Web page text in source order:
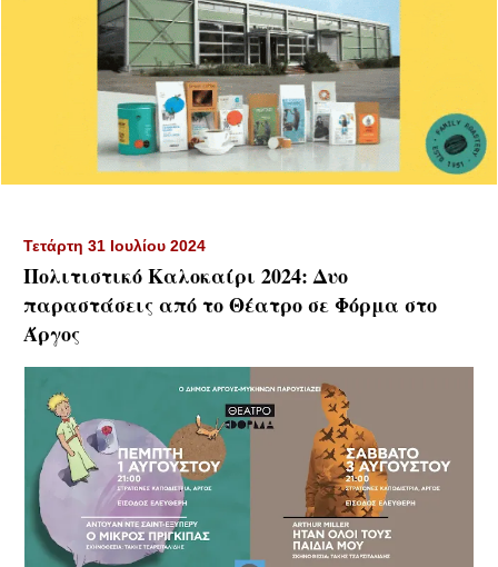
Τετάρτη 31 Ιουλίου 2024
Πολιτιστικό Καλοκαίρι 2024: Δυο
παραστάσεις από το Θέατρο σε Φόρμα στο
Άργος